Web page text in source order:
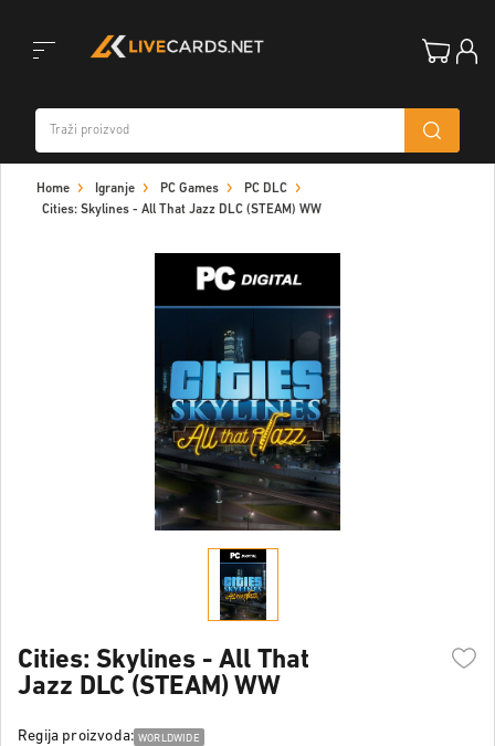
navigation
Home Igranje PC Games
PC DLC
Cities: Skylines - All That Jazz DLC (STEAM) WW
Cities: Skylines - All That
Jazz DLC (STEAM) WW
Regija proizvoda: WORLDWIDE